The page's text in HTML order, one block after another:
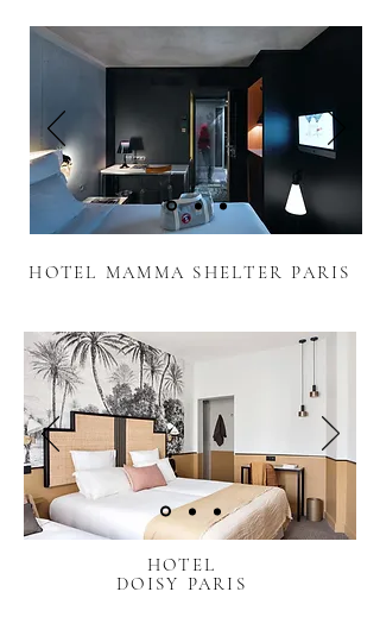
HOTEL MAMMA SHELTER PARIS
HOTEL
DOISY PARIS